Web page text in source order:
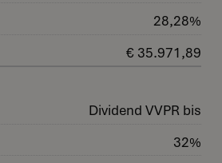
28,28%
€ 35.971,89
Dividend VVPR bis
32%